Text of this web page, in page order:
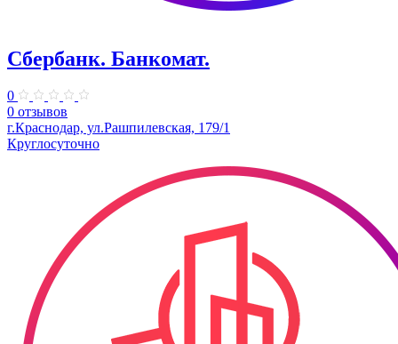
Сбербанк. Банкомат.
0
0 отзывов
г.Краснодар, ул.Рашпилевская, 179/1
Круглосуточно